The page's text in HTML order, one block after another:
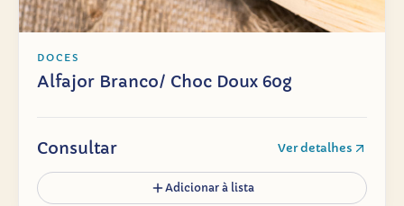
DOCES
Alfajor Branco/ Choc Doux 60g
Consultar Ver detalhes
Adicionar à lista